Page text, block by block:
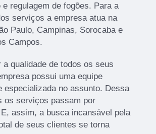
e regulagem de fogões. Para a
serviços a empresa atua na
Paulo, Campinas, Sorocaba e
Campos.
a qualidade de todos os seus
possui uma equipe
especializada no assunto. Dessa
os serviços passam por
assim, a busca incansável pela
de seus clientes se torna